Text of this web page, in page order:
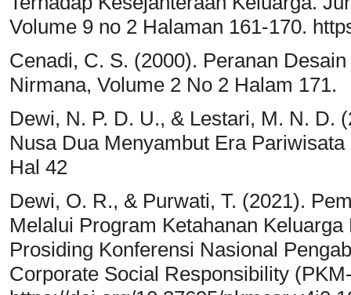
Volume 9 no 2 Halaman 161-170.
Cenadi, C. S. (2000). Peranan
Nirmana, Volume 2 No 2 Halam 171.
Dewi, N. P. D. U., & Lestari, M. N. D.
Nusa Dua Menyambut Era
Hal 42
Dewi, O. R., & Purwati, T. (2021).
Melalui Program Ketahanan
Prosiding Konferensi Nasional
Corporate Social Responsibility